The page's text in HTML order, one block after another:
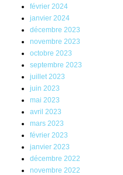
février 2024
janvier 2024
décembre 2023
novembre 2023
octobre 2023
septembre 2023
juillet 2023
juin 2023
mai 2023
avril 2023
mars 2023
février 2023
janvier 2023
décembre 2022
novembre 2022